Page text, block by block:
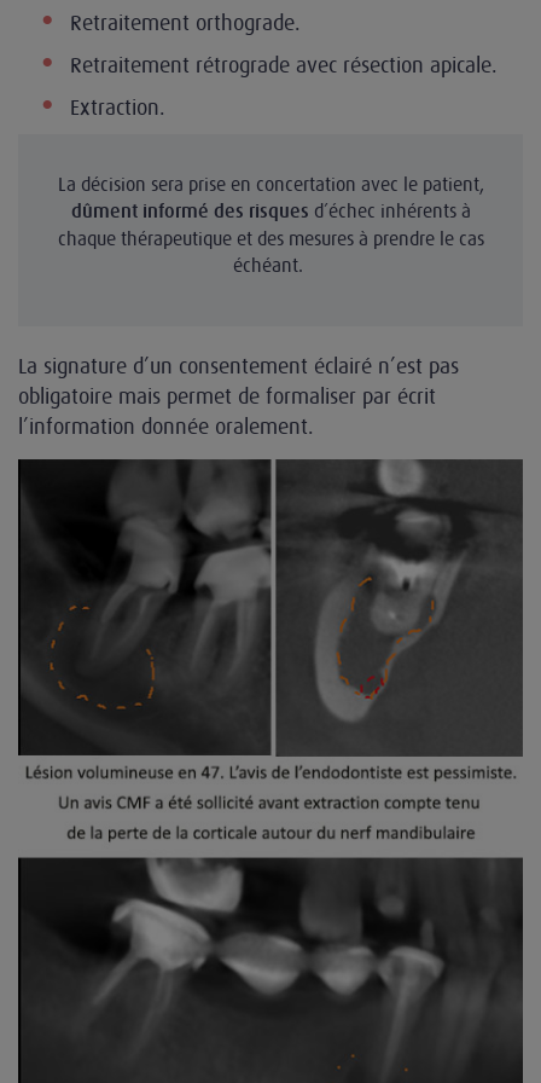
Retraitement orthograde.
Retraitement rétrograde avec résection apicale.
Extraction.
La décision sera prise en concertation avec le patient,
dûment informé des risques d’échec inhérents à
chaque thérapeutique et des mesures à prendre le cas
échéant.
La signature d’un consentement éclairé n’est pas
obligatoire mais permet de formaliser par écrit
l’information donnée oralement.